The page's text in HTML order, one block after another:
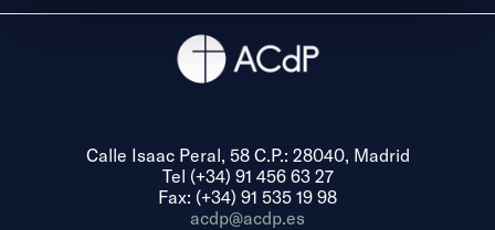
Calle Isaac Peral, 58 C.P.: 28040, Madrid
Tel (+34) 91 456 63 27
Fax: (+34) 91 535 19 98
acdp@acdp.es